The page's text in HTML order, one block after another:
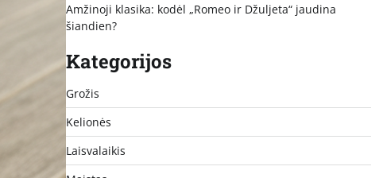
Amžinoji klasika: kodėl „Romeo ir Džuljeta“ jaudina
šiandien?
Kategorijos
Grožis
Kelionės
Laisvalaikis